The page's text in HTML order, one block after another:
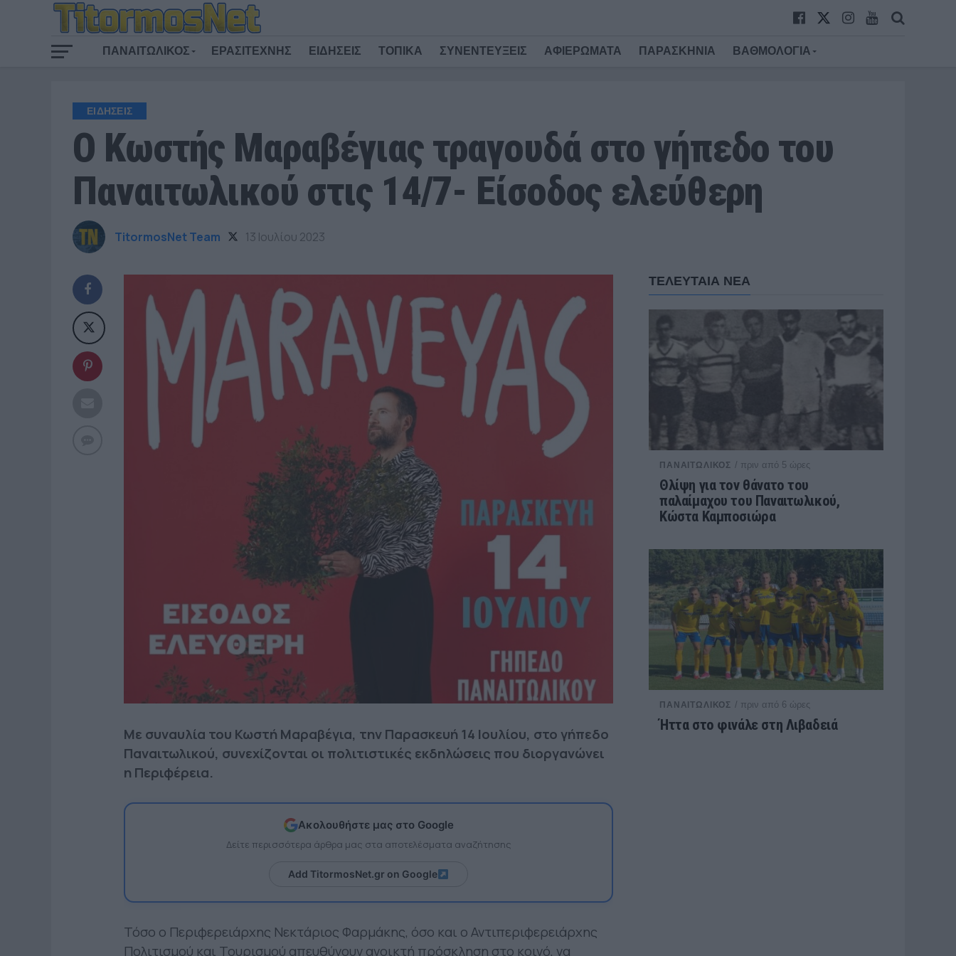
ΠΑΝΑΙΤΩΛΙΚΟΣ ΕΡΑΣΙΤΕΧΝΗΣ ΕΙΔΗΣΕΙΣ ΤΟΠΙΚΑ ΣΥΝΕΝΤΕΥΞΕΙΣ ΑΦΙΕΡΩΜΑΤΑ ΠΑΡΑΣΚΗΝΙΑ ΒΑΘΜΟΛΟΓΙΑ
ΕΙΔΗΣΕΙΣ
Ο Κωστής Μαραβέγιας τραγουδά στο γήπεδο του
Παναιτωλικού στις 14/7- Είσοδος ελεύθερη
TitormosNet Team 13 Ιουλίου 2023
Με συναυλία του Κωστή Μαραβέγια, την Παρασκευή 14 Ιουλίου, στο γήπεδο
Παναιτωλικού, συνεχίζονται οι πολιτιστικές εκδηλώσεις που διοργανώνει
η Περιφέρεια.
Ακολουθήστε μας στο Google
Δείτε περισσότερα άρθρα μας στα αποτελέσματα αναζήτησης
Add TitormosNet.gr on Google
Τόσο ο Περιφερειάρχης Νεκτάριος Φαρμάκης, όσο και ο Αντιπεριφερειάρχης
Πολιτισμού και Τουρισμού απευθύνουν ανοικτή πρόσκληση στο κοινό, να
ΤΕΛΕΥΤΑΙΑ ΝΕΑ
ΠΑΝΑΙΤΩΛΙΚΟΣ / πριν από 5 ώρες
Θλίψη για τον θάνατο του
παλαίμαχου του Παναιτωλικού,
Κώστα Καμποσιώρα
ΠΑΝΑΙΤΩΛΙΚΟΣ / πριν από 6 ώρες
Ήττα στο φινάλε στη Λιβαδειά